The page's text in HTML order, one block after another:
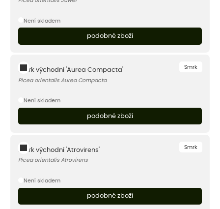
Není skladem
podobné zboží
Smrk
Smrk východní 'Aurea Compacta'
Picea orientalis Aurea Compacta
Není skladem
podobné zboží
Smrk
Smrk východní 'Atrovirens'
Picea orientalis Atrovirens
Není skladem
podobné zboží